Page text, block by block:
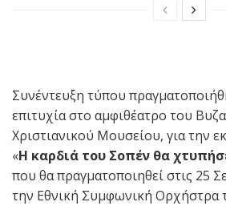
Συνέντευξη τύπου
επιτυχία στο αμφιθέατρο του
Χριστιανικού Μουσείου, για την
«Η καρδιά του Σοπέν θα
που θα πραγματοποιηθεί στις 25
την Εθνική Συμφωνική Ορχήστρα